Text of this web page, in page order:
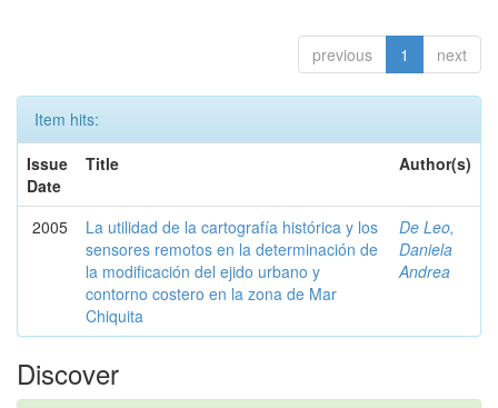
previous 1 next
Item hits:
Issue
Date
Title Author(s)
2005
La utilidad de la cartografía histórica y los
sensores remotos en la determinación de
la modificación del ejido urbano y
contorno costero en la zona de Mar
Chiquita
De Leo,
Daniela
Andrea
Discover